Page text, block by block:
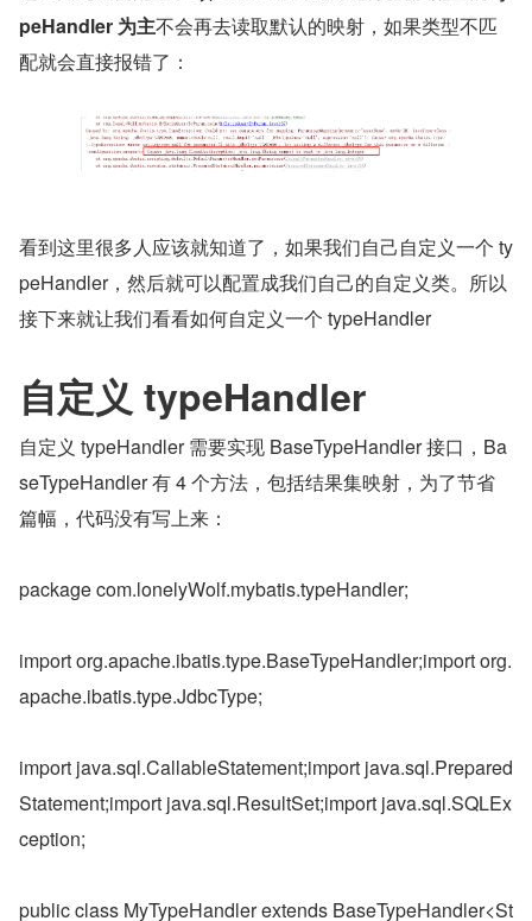
peHandler 为主不会再去读取默认的映射，如果类型不匹
配就会直接报错了：
看到这里很多人应该就知道了，如果我们自己自定义一个 ty
peHandler，然后就可以配置成我们自己的自定义类。所以
接下来就让我们看看如何自定义一个 typeHandler
自定义 typeHandler
自定义 typeHandler 需要实现 BaseTypeHandler 接口，Ba
seTypeHandler 有 4 个方法，包括结果集映射，为了节省
篇幅，代码没有写上来：
package com.lonelyWolf.mybatis.typeHandler;
import org.apache.ibatis.type.BaseTypeHandler;import org.
apache.ibatis.type.JdbcType;
import java.sql.CallableStatement;import java.sql.Prepared
Statement;import java.sql.ResultSet;import java.sql.SQLEx
ception;
public class MyTypeHandler extends BaseTypeHandler<St